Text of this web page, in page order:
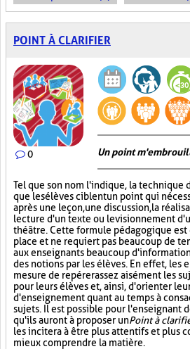
POINT À CLARIFIER
0 Un point
Tel que son nom l'indique, la technique
que les élèves ciblent un point qui
après une leçon, une discussion, la
lecture d'un texte ou le visionnement
théâtre. Cette formule pédagogique
place et ne requiert pas beaucoup de
aux enseignants beaucoup
des notions par les élèves. En effet, les
mesure de repérer assez aisément les
pour leurs élèves et, ainsi, d'orienter
d'enseignement quant au temps à
sujets. Il est possible pour l'enseignant
qu'ils auront à proposer unPoint à
les incitera à être plus attentifs et plus
mieux comprendre la matière.